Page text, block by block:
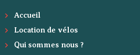
Accueil
Location de vélos
Qui sommes nous ?